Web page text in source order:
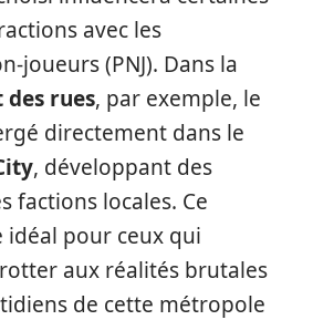
avec les
joueurs (PNJ). Dans la
des rues, par exemple, le
directement dans le
, développant des
factions locales. Ce
idéal pour ceux qui
aux réalités brutales
de cette métropole